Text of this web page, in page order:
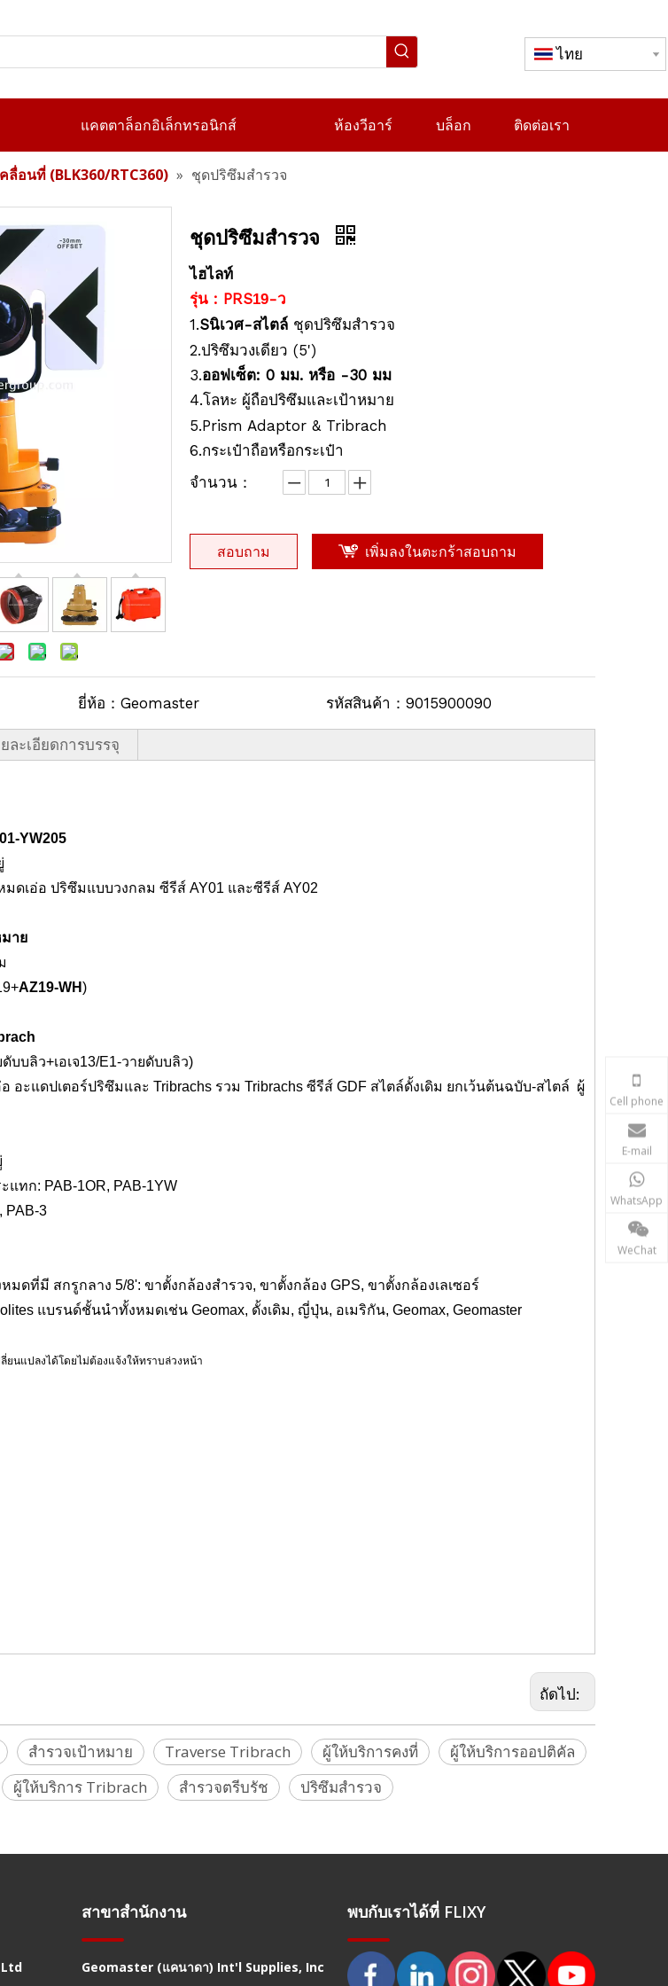
ไทย
แคตตาล็อกอิเล็กทรอนิกส์ ห้องวีอาร์ บล็อก ติดต่อเรา
ลื่อนที่ (BLK360/RTC360) » ชุดปริซึมสำรวจ
ชุดปริซึมสำรวจ
ไฮไลท์
รุ่น : PRS19-ว
1.Sนิเวศ-สไตล์ ชุดปริซึมสำรวจ
2.ปริซึมวงเดียว (5')
3.ออฟเซ็ต: 0 มม. หรือ -30 มม
4.โลหะ ผู้ถือปริซึมและเป้าหมาย
5.Prism Adaptor & Tribrach
6.กระเป๋าถือหรือกระเป๋า
จำนวน：
สอบถาม เพิ่มลงในตะกร้าสอบถาม
ยี่ห้อ： Geomaster รหัสสินค้า： 9015900090
ละเอียดการบรรจุ
YW205
มดเอ่อ ปริซึมแบบวงกลม ซีรีส์ AY01 และซีรีส์ AY02
าย
9+AZ19-WH)
ดับบลิว+เอเจ13/E1-วายดับบลิว)
อ อะแดปเตอร์ปริซึมและ Tribrachs รวม Tribrachs ซีรีส์ GDF สไตล์ดั้งเดิม ยกเว้นต้นฉบับ-สไตล์ ผู้
แทก: PAB-1OR, PAB-1YW
PAB-3
มดที่มี สกรูกลาง 5/8': ขาตั้งกล้องสำรวจ, ขาตั้งกล้อง GPS, ขาตั้งกล้องเลเซอร์
แบรนด์ชั้นนำทั้งหมดเช่น Geomax, ดั้งเดิม, ญี่ปุ่น, อเมริกัน, Geomax, Geomaster
ยนแปลงได้โดยไม่ต้องแจ้งให้ทราบล่วงหน้า
ถัดไป:
สำรวจเป้าหมาย Traverse Tribrach ผู้ให้บริการคงที่
ผู้ให้บริการออปติคัล
ผู้ให้บริการ Tribrach สำรวจตรีบรัช ปริซึมสำรวจ
Cell phone
E-mail
WhatsApp
WeChat
Ltd
สาขาสำนักงาน
Geomaster (แคนาดา) Int'l Supplies, Inc
พบกับเราได้ที่ FLIXY